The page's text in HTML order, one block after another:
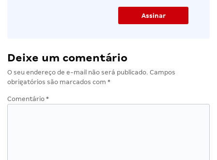
Deixe um comentário
O seu endereço de e-mail não será publicado. Campos
obrigatórios são marcados com *
Comentário *